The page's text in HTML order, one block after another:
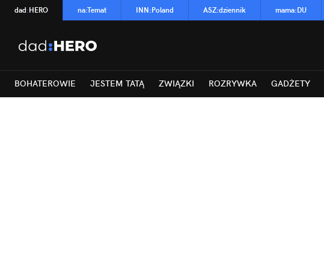
dad:HERO na:Temat INN:Poland ASZ:dziennik mama:DU
BOHATEROWIE JESTEM TATĄ ZWIĄZKI ROZRYWKA GADŻETY